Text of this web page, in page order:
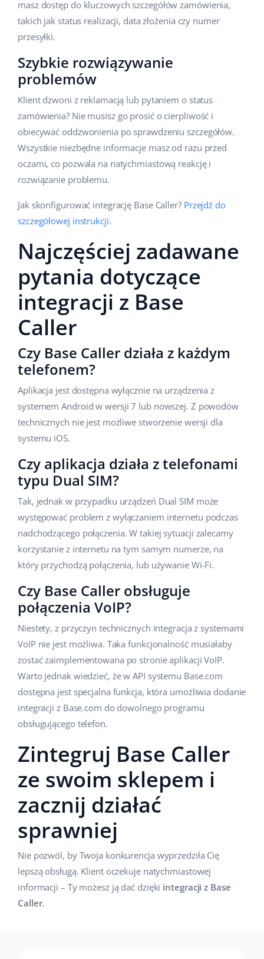
masz dostęp do kluczowych szczegółów zamówienia,
takich jak status realizacji, data złożenia czy numer
przesyłki.
Szybkie rozwiązywanie
problemów
Klient dzwoni z reklamacją lub pytaniem o status
zamówienia? Nie musisz go prosić o cierpliwość i
obiecywać oddzwonienia po sprawdzeniu szczegółów.
Wszystkie niezbędne informacje masz od razu przed
oczami, co pozwala na natychmiastową reakcję i
rozwiązanie problemu.
Jak skonfigurować integrację Base Caller? Przejdź do
szczegółowej instrukcji.
Najczęściej zadawane
pytania dotyczące
integracji z Base
Caller
Czy Base Caller działa z każdym
telefonem?
Aplikacja jest dostępna wyłącznie na urządzenia z
systemem Android w wersji 7 lub nowszej. Z powodów
technicznych nie jest możliwe stworzenie wersji dla
systemu iOS.
Czy aplikacja działa z telefonami
typu Dual SIM?
Tak, jednak w przypadku urządzeń Dual SIM może
występować problem z wyłączaniem internetu podczas
nadchodzącego połączenia. W takiej sytuacji zalecamy
korzystanie z internetu na tym samym numerze, na
który przychodzą połączenia, lub używanie Wi-Fi.
Czy Base Caller obsługuje
połączenia VoIP?
Niestety, z przyczyn technicznych integracja z systemami
VoIP nie jest możliwa. Taka funkcjonalność musiałaby
zostać zaimplementowana po stronie aplikacji VoIP.
Warto jednak wiedzieć, że w API systemu Base.com
dostępna jest specjalna funkcja, która umożliwia dodanie
integracji z Base.com do dowolnego programu
obsługującego telefon.
Zintegruj Base Caller
ze swoim sklepem i
zacznij działać
sprawniej
Nie pozwól, by Twoja konkurencja wyprzedziła Cię
lepszą obsługą. Klient oczekuje natychmiastowej
informacji – Ty możesz ją dać dzięki integracji z Base
Caller.